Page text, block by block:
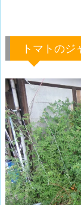
トマトのジ